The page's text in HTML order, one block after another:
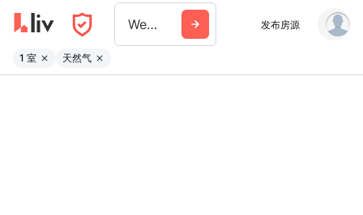
West Vancouver 发布房源
1 室 天然气